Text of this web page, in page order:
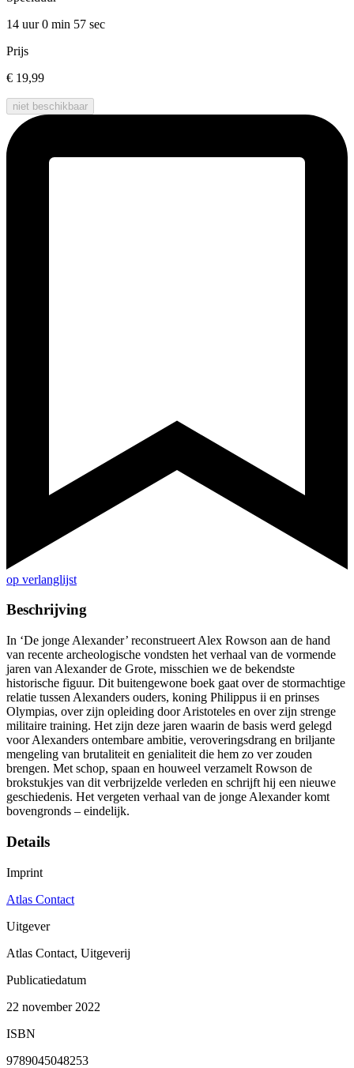
14 uur 0 min 57 sec
Prijs
€ 19,99
niet beschikbaar
op verlanglijst
Beschrijving
In ‘De jonge Alexander’ reconstrueert Alex Rowson aan de hand
van recente archeologische vondsten het verhaal van de vormende
jaren van Alexander de Grote, misschien we de bekendste
historische figuur. Dit buitengewone boek gaat over de stormachtige
relatie tussen Alexanders ouders, koning Philippus ii en prinses
Olympias, over zijn opleiding door Aristoteles en over zijn strenge
militaire training. Het zijn deze jaren waarin de basis werd gelegd
voor Alexanders ontembare ambitie, veroveringsdrang en briljante
mengeling van brutaliteit en genialiteit die hem zo ver zouden
brengen. Met schop, spaan en houweel verzamelt Rowson de
brokstukjes van dit verbrijzelde verleden en schrijft hij een nieuwe
geschiedenis. Het vergeten verhaal van de jonge Alexander komt
bovengronds – eindelijk.
Details
Imprint
Atlas Contact
Uitgever
Atlas Contact, Uitgeverij
Publicatiedatum
22 november 2022
ISBN
9789045048253